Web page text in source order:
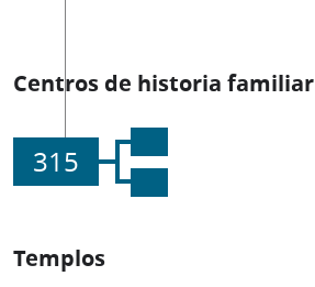
Centros de historia familiar
315
Templos